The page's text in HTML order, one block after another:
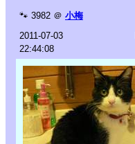
🐾 3982 ＠ 小梅
2011-07-03
22:44:08